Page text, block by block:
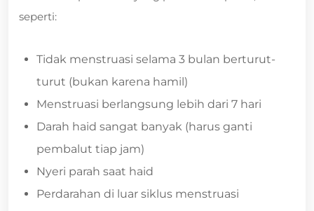
seperti:
Tidak menstruasi selama 3 bulan berturut-
turut (bukan karena hamil)
Menstruasi berlangsung lebih dari 7 hari
Darah haid sangat banyak (harus ganti
pembalut tiap jam)
Nyeri parah saat haid
Perdarahan di luar siklus menstruasi